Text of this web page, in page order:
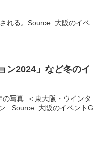
れる。Source: 大阪のイベ
ン2024」など冬のイ
写真. ＜東大阪・ウインタ
...Source: 大阪のイベントG